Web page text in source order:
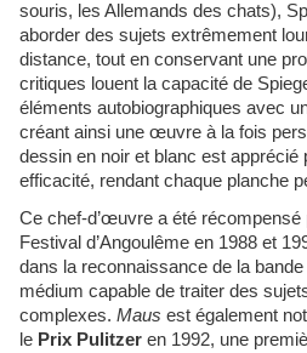
souris, les Allemands des chats),
aborder des sujets extrêmement
distance, tout en conservant une
critiques louent la capacité de
éléments autobiographiques avec
créant ainsi une œuvre à la fois
dessin en noir et blanc est apprécié
efficacité, rendant chaque planche
Ce chef-d’œuvre a été récompensé
Festival d’Angoulême en 1988 et
dans la reconnaissance de la
médium capable de traiter des
complexes. Maus est également
le Prix Pulitzer en 1992, une